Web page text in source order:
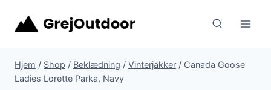
Hjem / Shop / Beklædning / Vinterjakker / Canada Goose
Ladies Lorette Parka, Navy